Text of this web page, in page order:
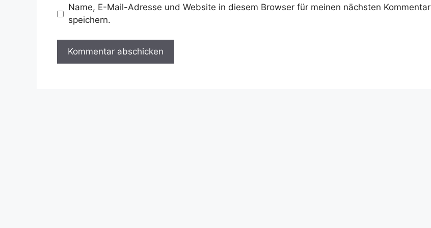
Name, E-Mail-Adresse und Website in diesem Browser für meinen nächsten Kommentar
speichern.